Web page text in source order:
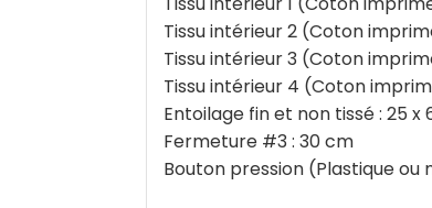
Tissu intérieur 2 (Coton
Tissu intérieur 3 (Coton
Tissu intérieur 4 (Coton
Entoilage fin et non tissé : 25 x
Fermeture #3 : 30 cm
Bouton pression (Plastique ou